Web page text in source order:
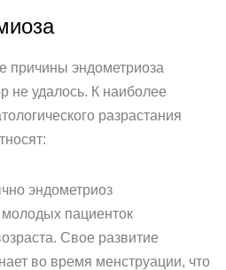
причины эндометриоза
не удалось. К наиболее
разрастания
эндометриоз
молодых пациенток
Свое развитие
во время менструации, что